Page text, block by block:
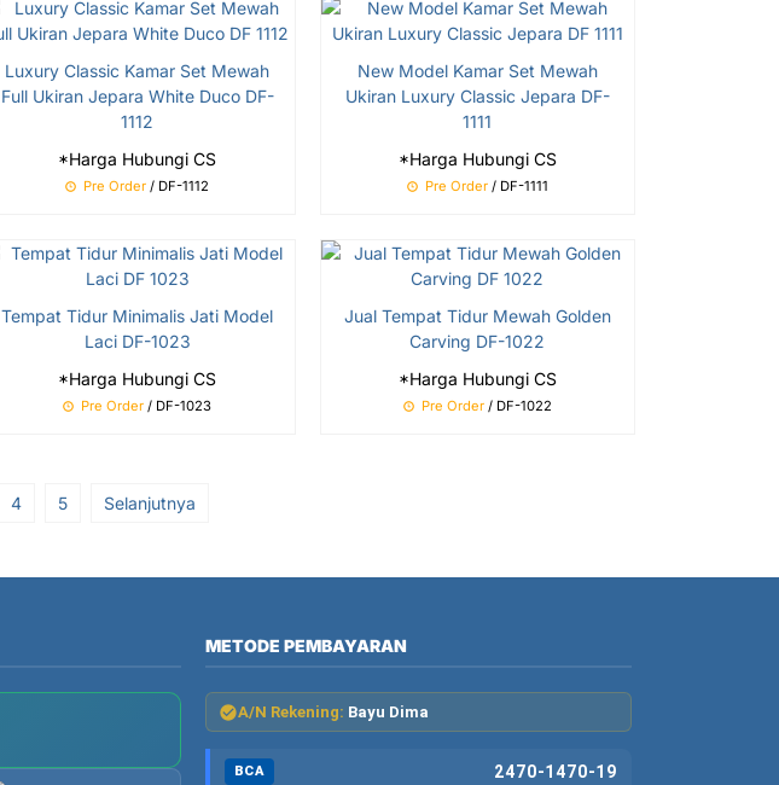
Luxury Classic Kamar Set Mewah
Full Ukiran Jepara White Duco DF-
1112
*Harga Hubungi CS
Pre Order / DF-1112
New Model Kamar Set Mewah
Ukiran Luxury Classic Jepara DF-
1111
*Harga Hubungi CS
Pre Order/ DF-1111
Tempat Tidur Minimalis Jati Model
Laci DF-1023
*Harga Hubungi CS
Pre Order / DF-1023
Jual Tempat Tidur Mewah Golden
Carving DF-1022
*Harga Hubungi CS
Pre Order/ DF-1022
4 5 Selanjutnya
METODE PEMBAYARAN
A/N Rekening: Bayu Dima
BCA 2470-1470-19